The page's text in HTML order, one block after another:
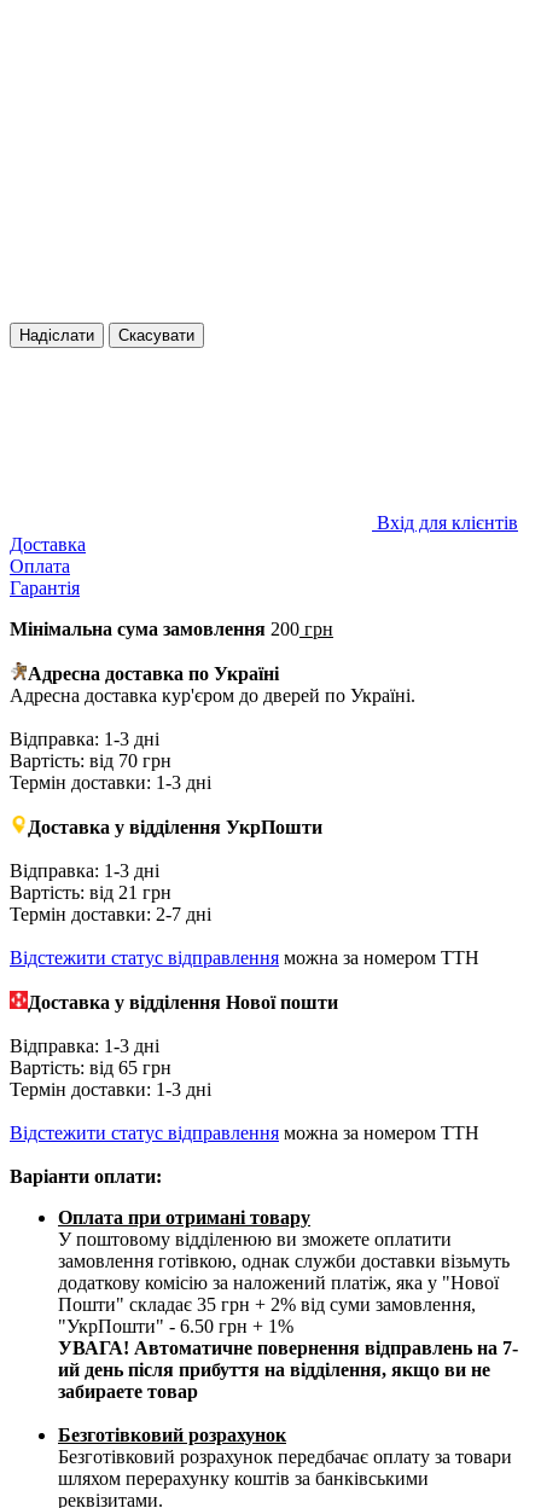
Надіслати Скасувати
Вхід для клієнтів
Доставка
Оплата
Гарантія
Мінімальна сума замовлення 200 грн
Адресна доставка по Україні
Адресна доставка кур'єром до дверей по Україні.
Відправка: 1-3 дні
Вартість: від 70 грн
Термін доставки: 1-3 дні
Доставка у відділення УкрПошти
Відправка: 1-3 дні
Вартість: від 21 грн
Термін доставки: 2-7 дні
Відстежити статус відправлення можна за номером ТТН
Доставка у відділення Нової пошти
Відправка: 1-3 дні
Вартість: від 65 грн
Термін доставки: 1-3 дні
Відстежити статус відправлення можна за номером ТТН
Варіанти оплати:
Оплата при отримані товару
У поштовому відділенюю ви зможете оплатити
замовлення готівкою, однак служби доставки візьмуть
додаткову комісію за наложений платіж, яка у "Нової
Пошти" складає 35 грн + 2% від суми замовлення,
"УкрПошти" - 6.50 грн + 1%
УВАГА! Автоматичне повернення відправлень на 7-
ий день після прибуття на відділення, якщо ви не
забираете товар
Безготівковий розрахунок
Безготівковий розрахунок передбачає оплату за товари
шляхом перерахунку коштів за банківськими
реквізитами.